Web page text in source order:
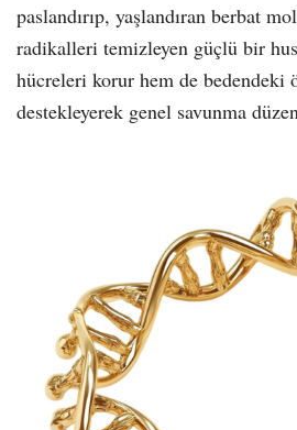
paslandırıp, yaşlandıran berbat
radikalleri temizleyen güçlü bir
hücreleri korur hem de bedendeki
destekleyerek genel savunma